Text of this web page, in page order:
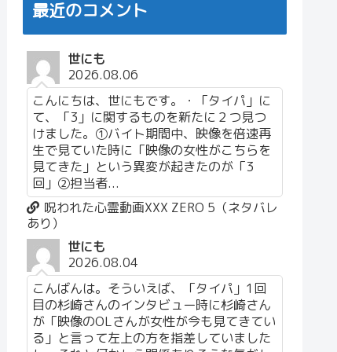
最近のコメント
世にも
2026.08.06
こんにちは、世にもです。・「タイパ」に
て、「3」に関するものを新たに２つ見つ
けました。①バイト期間中、映像を倍速再
生で見ていた時に「映像の女性がこちらを
見てきた」という異変が起きたのが「3
回」②担当者...
呪われた心霊動画XXX ZERO 5（ネタバレ
あり）
世にも
2026.08.04
こんばんは。そういえば、「タイパ」1回
目の杉崎さんのインタビュー時に杉崎さん
が「映像のOLさんが女性が今も見てきてい
る」と言って左上の方を指差していました